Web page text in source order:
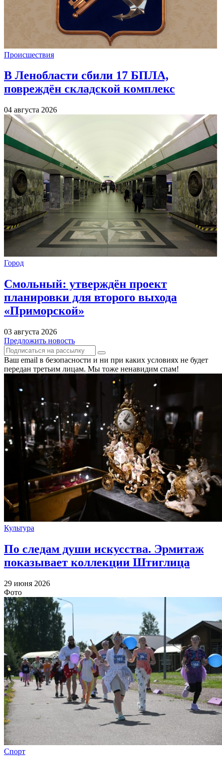
Происшествия
В Ленобласти сбили 17 БПЛА,
повреждён складской комплекс
04 августа 2026
Город
Смольный: утверждён проект
планировки для второго выхода
«Приморской»
03 августа 2026
Предложить новость
Ваш email в безопасности и ни при каких условиях не будет
передан третьим лицам. Мы тоже ненавидим спам!
Культура
По следам души искусства. Эрмитаж
показывает коллекции Штиглица
29 июня 2026
Фото
Спорт